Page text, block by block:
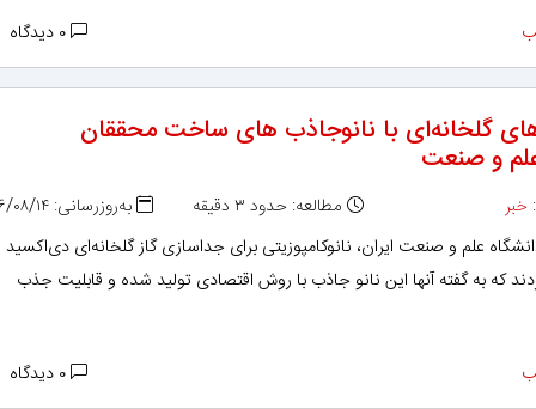
گلخانه‌ای با نانوجاذب های ساخت محققان
و صنعت‌
خبر مطالعه: حدود ۳ دقیقه
به‌روزرسانی: ۱۳۹۶/۰۸/۱۴
علم و صنعت ایران، نانوکامپوزیتی برای جداسازی گاز گلخانه‌ای دی‌اکسید
که به گفته آنها این نانو جاذب با روش اقتصادی تولید شده و قابلیت جذب